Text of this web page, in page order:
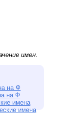
имен.
на Ф
на Ф
имена
имена